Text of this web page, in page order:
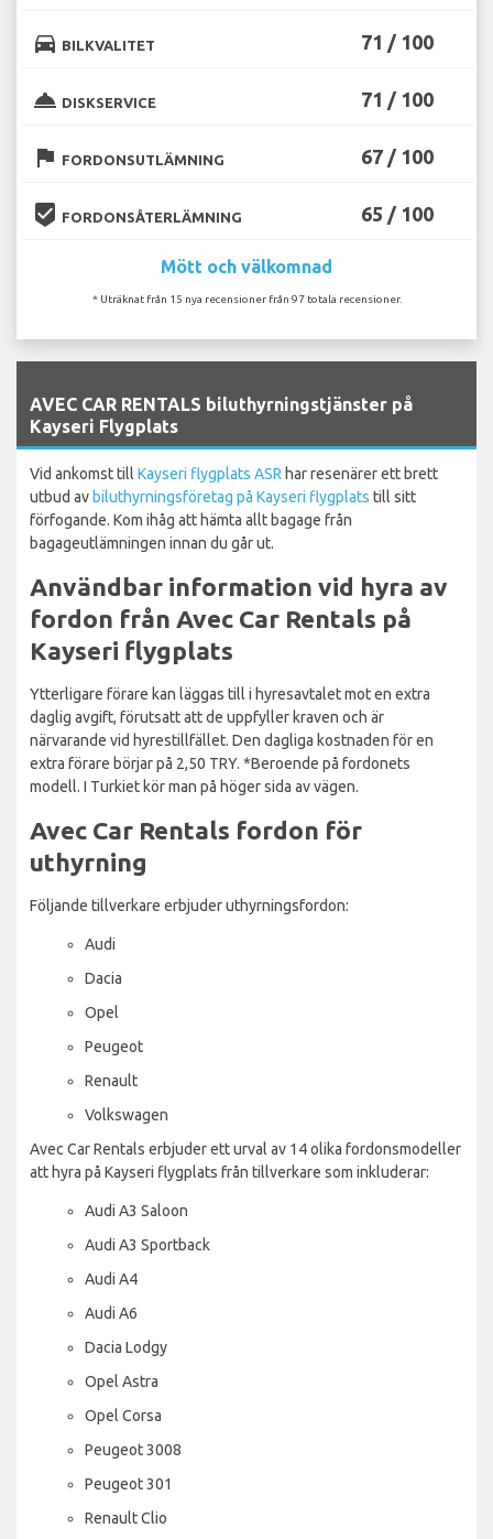
directions_car BILKVALITET 71 / 100
room_service DISKSERVICE 71 / 100
flag FORDONSUTLÄMNING 67 / 100
beenhere FORDONSÅTERLÄMNING 65 / 100
Mött och välkomnad
* Uträknat från 15 nya recensioner från 97 totala recensioner.
AVEC CAR RENTALS biluthyrningstjänster på
Kayseri Flygplats
Vid ankomst till Kayseri flygplats ASR har resenärer ett brett
utbud avbiluthyrningsföretag på Kayseri flygplats till sitt
förfogande. Kom ihåg att hämta allt bagage från
bagageutlämningen innan du går ut.
Användbar information vid hyra av
fordon från Avec Car Rentals på
Kayseri flygplats
Ytterligare förare kan läggas till i hyresavtalet mot en extra
daglig avgift, förutsatt att de uppfyller kraven och är
närvarande vid hyrestillfället. Den dagliga kostnaden för en
extra förare börjar på 2,50 TRY. *Beroende på fordonets
modell. I Turkiet kör man på höger sida av vägen.
Avec Car Rentals fordon för
uthyrning
Följande tillverkare erbjuder uthyrningsfordon:
Audi
Dacia
Opel
Peugeot
Renault
Volkswagen
Avec Car Rentals erbjuder ett urval av 14 olika fordonsmodeller
att hyra på Kayseri flygplats från tillverkare som inkluderar:
Audi A3 Saloon
Audi A3 Sportback
Audi A4
Audi A6
Dacia Lodgy
Opel Astra
Opel Corsa
Peugeot 3008
Peugeot 301
Renault Clio